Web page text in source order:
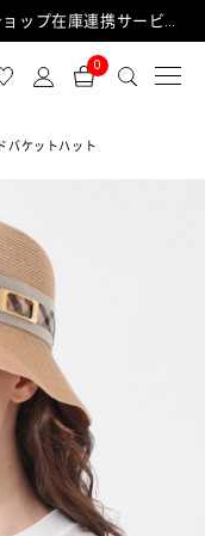
完売でもリアルショップ在庫が買える「ショップ在庫連携サービス」が日中もご利用可能になりました！
0
ケットハット